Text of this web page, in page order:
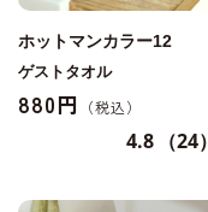
ホットマンカラー12
ゲストタオル
880円
4.8 （24）